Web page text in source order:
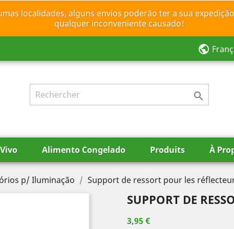
localidades, alguns envios poderão ter a sua
qualquer inconveniente causado!
public

Alimento Congelado Produits À
p/ Iluminação Support de ressort pour les
SUPPORT DE
3,95 €